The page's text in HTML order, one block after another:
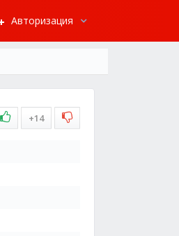
Авторизация
+14